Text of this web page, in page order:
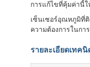
การแก้ไขที่คุ้มค่านี้ใ
เซ็นเซอร์อุณหภูมิที่
ความต้องการในกา
รายละเอียดเทคนิ